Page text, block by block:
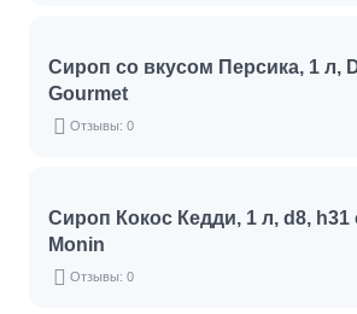
Сироп со вкусом Персика, 1 л,
Gourmet
Отзывы: 0
Сироп Кокос Кедди, 1 л, d8, h31
Monin
Отзывы: 0